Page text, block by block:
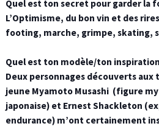
Quel est ton secret pour garder la
L’Optimisme, du bon vin et des
footing, marche, grimpe, skating,
Quel est ton modèle/ton inspiration
Deux personnages découverts aux
jeune Myamoto Musashi (figure
japonaise) et Ernest Shackleton
endurance) m’ont certainement